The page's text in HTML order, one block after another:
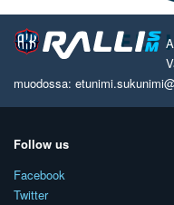
muodossa:
Follow us
Facebook
Twitter